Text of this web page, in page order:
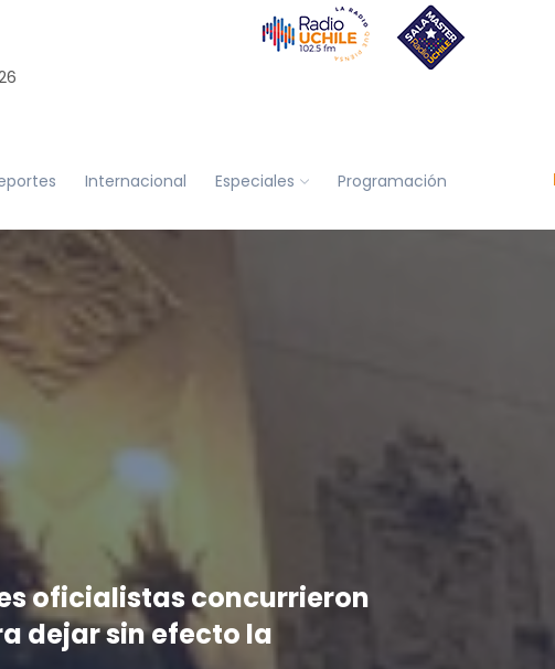
Internacional Especiales Programación
oficialistas concurrieron
dejar sin efecto la